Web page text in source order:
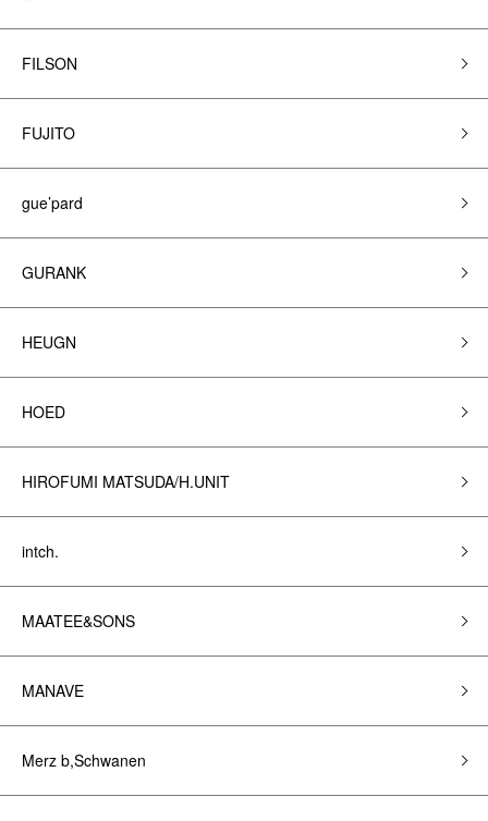
FILSON
FUJITO
gue’pard
GURANK
HEUGN
HOED
HIROFUMI MATSUDA/H.UNIT
intch.
MAATEE&SONS
MANAVE
Merz b,Schwanen